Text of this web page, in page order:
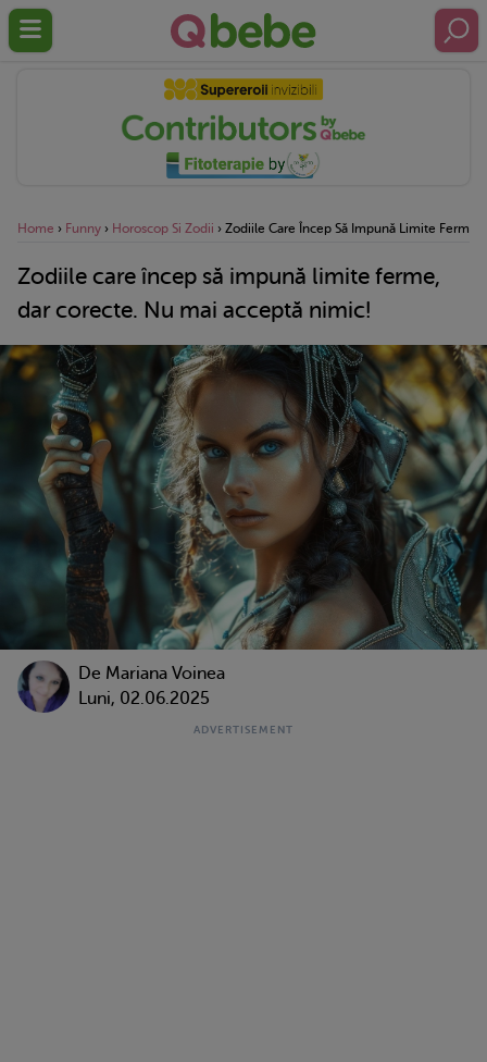
Home › Funny › Horoscop Si Zodii › Zodiile Care Încep Să Impună Limite
Zodiile care încep să impună limite ferme,
dar corecte. Nu mai acceptă nimic!
De Mariana Voinea
Luni, 02.06.2025